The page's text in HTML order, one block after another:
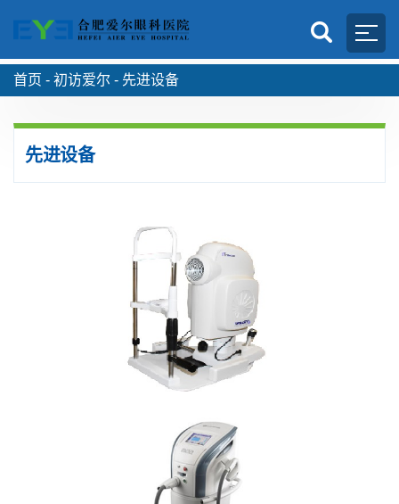
首页 - 初访爱尔 - 先进设备
先进设备
iTrace视觉功能分析仪
IPL强脉冲光治疗仪